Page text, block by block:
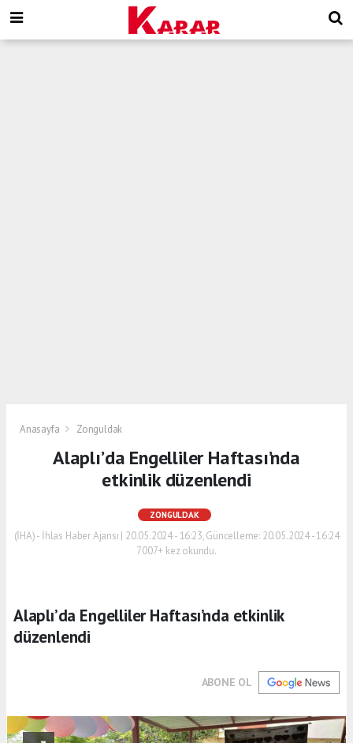
Anasayfa Zonguldak
Alaplı’da Engelliler Haftası’nda
etkinlik düzenlendi
ZONGULDAK
(İHA) - İhlas Haber Ajansı | 20.05.2024 - 16:23, Güncelleme: 20.05.2024 - 16:24
7007+ kez okundu.
Alaplı’da Engelliler Haftası’nda etkinlik
düzenlendi
ABONE OL